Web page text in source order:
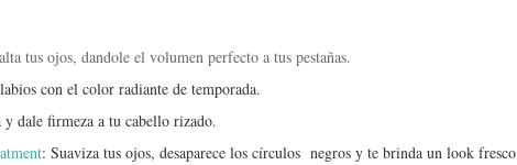
tus ojos, dandole el volumen perfecto a tus pestañas.
con el color radiante de temporada.
y dale firmeza a tu cabello rizado.
: Suaviza tus ojos, desaparece los círculos negros y te brinda un look fresco